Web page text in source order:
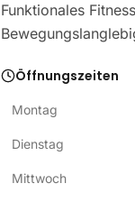
Funktionales
Öffnungszeiten
Montag
Dienstag
Mittwoch